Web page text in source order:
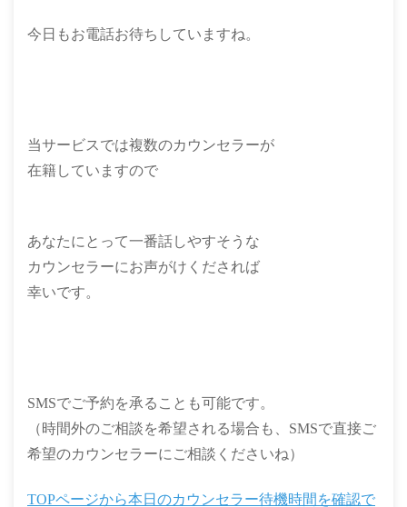
今日もお電話お待ちしていますね。
当サービスでは複数のカウンセラーが
在籍していますので
あなたにとって一番話しやすそうな
カウンセラーにお声がけくだされば
幸いです。
SMSでご予約を承ることも可能です。
（時間外のご相談を希望される場合も、SMSで直接ご
希望のカウンセラーにご相談くださいね）
TOPページから本日のカウンセラー待機時間を確認で